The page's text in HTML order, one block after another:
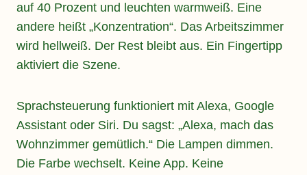
auf 40 Prozent und leuchten warmweiß. Eine
andere heißt „Konzentration“. Das Arbeitszimmer
wird hellweiß. Der Rest bleibt aus. Ein Fingertipp
aktiviert die Szene.
Sprachsteuerung funktioniert mit Alexa, Google
Assistant oder Siri. Du sagst: „Alexa, mach das
Wohnzimmer gemütlich.“ Die Lampen dimmen.
Die Farbe wechselt. Keine App. Keine